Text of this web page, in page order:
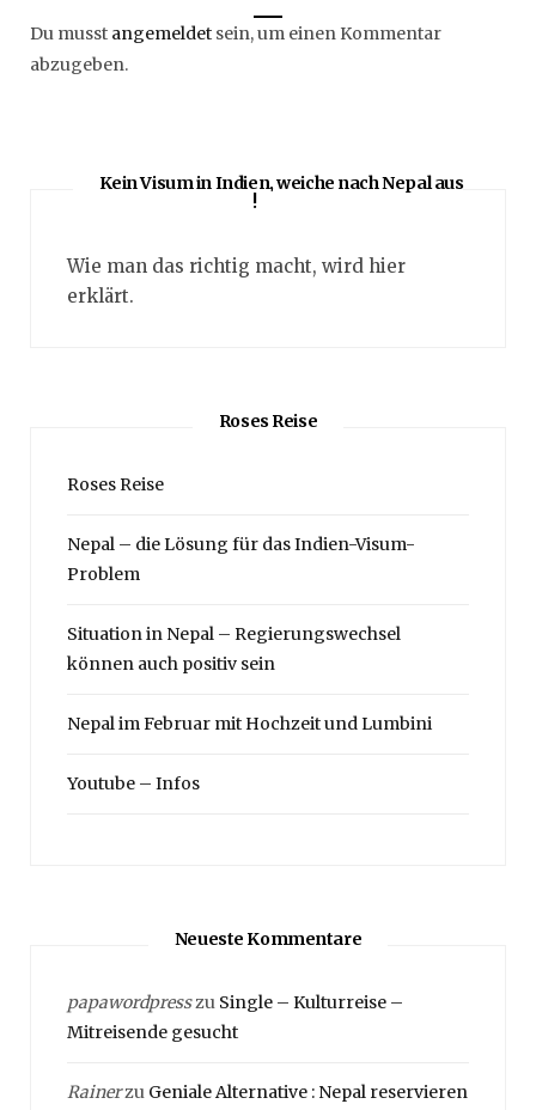
Du musst angemeldet sein, um einen Kommentar
abzugeben.
Kein Visum in Indien, weiche nach Nepal aus
!
Wie man das richtig macht, wird hier
erklärt.
Roses Reise
Roses Reise
Nepal – die Lösung für das Indien-Visum-
Problem
Situation in Nepal – Regierungswechsel
können auch positiv sein
Nepal im Februar mit Hochzeit und Lumbini
Youtube – Infos
Neueste Kommentare
papawordpresszu Single – Kulturreise –
Mitreisende gesucht
Rainerzu Geniale Alternative : Nepal reservieren